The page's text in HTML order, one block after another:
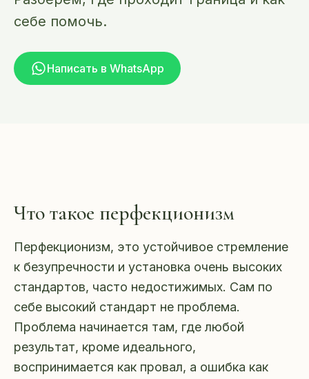
себе помочь.
Написать в WhatsApp
Что такое перфекционизм
Перфекционизм, это устойчивое стремление
к безупречности и установка очень высоких
стандартов, часто недостижимых. Сам по
себе высокий стандарт не проблема.
Проблема начинается там, где любой
результат, кроме идеального,
воспринимается как провал, а ошибка как